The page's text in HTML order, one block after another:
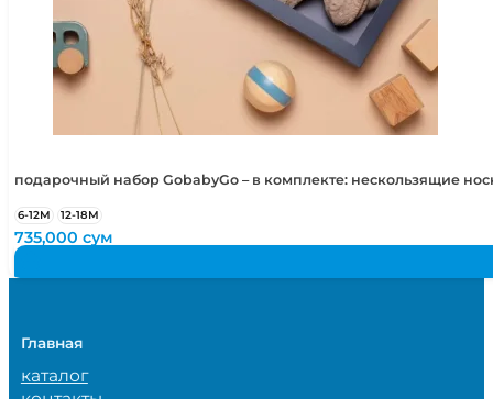
подарочный набор GobabyGo – в комплекте: нескользящие
6-12М 12-18М
735,000сум
Главная
каталог